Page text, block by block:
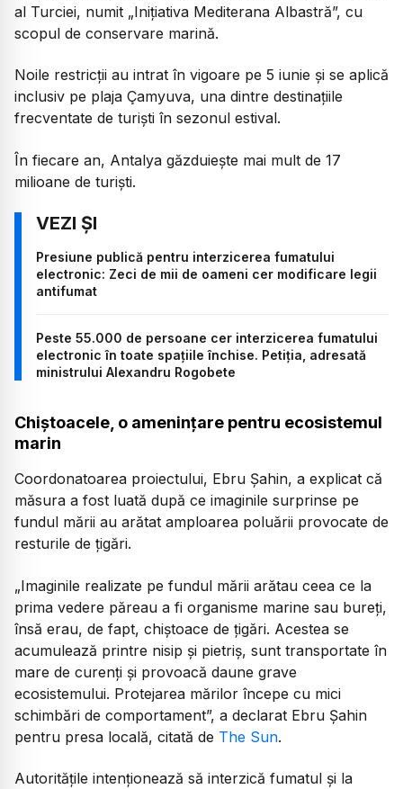
al Turciei, numit „Inițiativa Mediterana Albastră”, cu
scopul de conservare marină.
Noile restricții au intrat în vigoare pe 5 iunie și se aplică
inclusiv pe plaja Çamyuva, una dintre destinațiile
frecventate de turiști în sezonul estival.
În fiecare an, Antalya găzduiește mai mult de 17
milioane de turiști.
Presiune publică pentru interzicerea fumatului
electronic: Zeci de mii de oameni cer modificare legii
antifumat
Peste 55.000 de persoane cer interzicerea fumatului
electronic în toate spațiile închise. Petiția, adresată
ministrului Alexandru Rogobete
Chiștoacele, o amenințare pentru ecosistemul
marin
Coordonatoarea proiectului, Ebru Şahin, a explicat că
măsura a fost luată după ce imaginile surprinse pe
fundul mării au arătat amploarea poluării provocate de
resturile de țigări.
„Imaginile realizate pe fundul mării arătau ceea ce la
prima vedere păreau a fi organisme marine sau bureți,
însă erau, de fapt, chiștoace de țigări. Acestea se
acumulează printre nisip și pietriș, sunt transportate în
mare de curenți și provoacă daune grave
ecosistemului. Protejarea mărilor începe cu mici
schimbări de comportament”, a declarat Ebru Şahin
pentru presa locală, citată de The Sun.
Autoritățile intenționează să interzică fumatul și la